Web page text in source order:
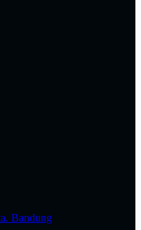
Bandung